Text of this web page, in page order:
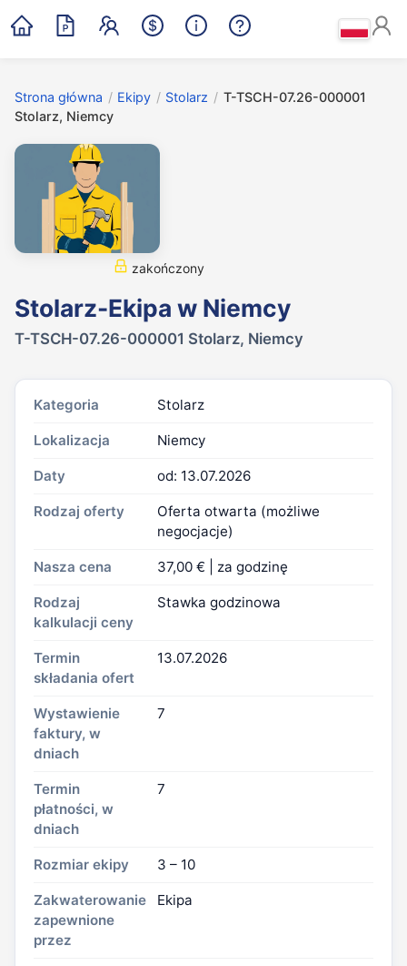
Strona główna / Ekipy / Stolarz / T-TSCH-07.26-000001
Stolarz, Niemcy
zakończony
Stolarz-Ekipa w Niemcy
T-TSCH-07.26-000001 Stolarz, Niemcy
Kategoria Stolarz
Lokalizacja Niemcy
Daty od: 13.07.2026
Rodzaj oferty
Oferta otwarta (możliwe
negocjacje)
Nasza cena 37,00 € | za godzinę
Rodzaj
kalkulacji ceny
Stawka godzinowa
Termin
składania ofert
13.07.2026
Wystawienie
faktury, w
dniach
7
Termin
płatności, w
dniach
7
Rozmiar ekipy 3 – 10
Zakwaterowanie
zapewnione
przez
Ekipa